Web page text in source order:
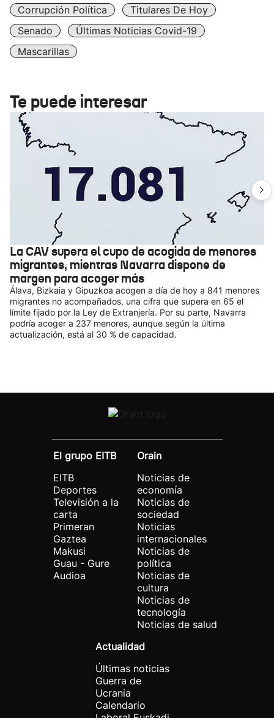
Corrupción Política
Titulares De Hoy
Senado
Últimas Noticias Covid-19
Mascarillas
Te puede interesar
La CAV supera el cupo de acogida de menores
migrantes, mientras Navarra dispone de
margen para acoger más
Álava, Bizkaia y Gipuzkoa acogen a día de hoy a 841 menores
migrantes no acompañados, una cifra que supera en 65 el
límite fijado por la Ley de Extranjería. Por su parte, Navarra
podría acoger a 237 menores, aunque según la última
actualización, está al 30 % de capacidad.
El grupo EITB
EITB
Deportes
Televisión a la
carta
Primeran
Gaztea
Makusi
Guau - Gure
Audioa
Orain
Noticias de
economía
Noticias de
sociedad
Noticias
internacionales
Noticias de
política
Noticias de
cultura
Noticias de
tecnología
Noticias de salud
Actualidad
Últimas noticias
Guerra de
Ucrania
Calendario